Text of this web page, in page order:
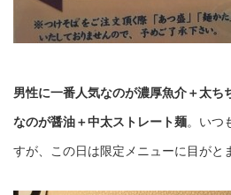
男性に一番人気なのが濃厚魚介＋太ち
なのが醤油＋中太ストレート麺。いつ
すが、この日は限定メニューに目がと